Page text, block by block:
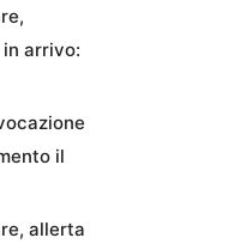
arrivo:
il
allerta